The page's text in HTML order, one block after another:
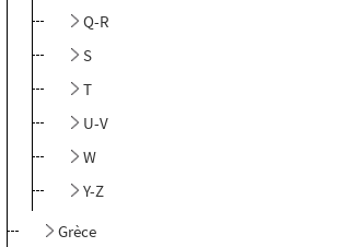
Q-R
S
T
U-V
W
Y-Z
Grèce